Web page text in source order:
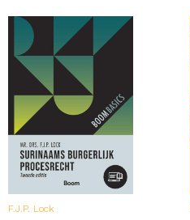
F.J.P. Lock